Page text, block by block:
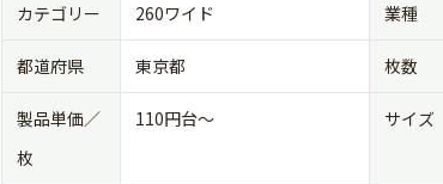
カテゴリー 260ワイド 業種
都道府県 東京都 枚数
製品単価／
枚
110円台〜 サイズ